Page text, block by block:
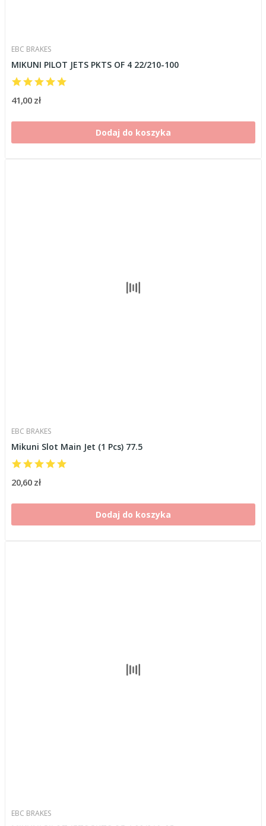
EBC BRAKES
MIKUNI PILOT JETS PKTS OF 4 22/210-100
41,00 zł
Dodaj do koszyka
EBC BRAKES
Mikuni Slot Main Jet (1 Pcs) 77.5
20,60 zł
Dodaj do koszyka
EBC BRAKES